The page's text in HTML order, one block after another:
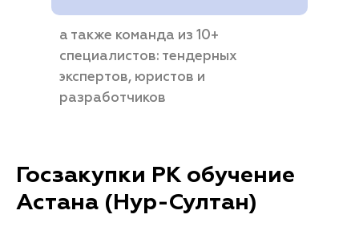
а также команда из 10+
специалистов: тендерных
экспертов, юристов и
разработчиков
Госзакупки РК обучение
Астана (Нур-Султан)